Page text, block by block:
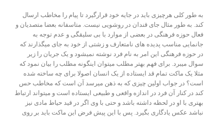
به طور کلی هرچیزی باید در جایه خود قرارگیرد تا پیام را مخاطب ارسال
کند. به طور مثال جای قندان در روشویی نیست. متاسفانه بعضا متصدیان و
فعال حوزه فرهنگی در بعضی از موارد با بی سلیقگی و عدم توجه به
جانمایی مناسب پدیده های نامتعارف و زشتی از خود به جای میگذارند که
در حوزه فرهنگی این امر به نام فرد نوشته نمیشود و یک جریان را زیر
سوال میبرد. برای فهم بهتر مطلب میتوان اینگونه مطلب را بیان نمود که
مثلا یک ماکت تمام قد ایستاده از یک انسان اصولا برای چه ساخته شده
است؟ در جواب اولین چیزی که به ذهن میرسد آن است که مخاطب حس
کند در کنار آن فرد در اندازه واقعی و طبیعی ایستاده است و میتواند ارتباط
بهتری با او در لحظه داشته باشد و حتی با وی اگر در قید حیاط مادی نیز
نباشد عکس یادگاری بگیرد. پس با این پیش فرض این ماکت باید بر روی